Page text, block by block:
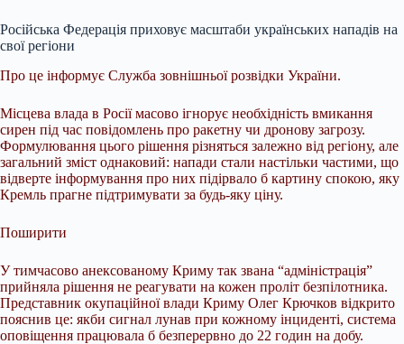
Російська Федерація приховує масштаби українських нападів на
свої регіони
Про це інформує Служба зовнішньої розвідки України.
Місцева влада в Росії масово ігнорує необхідність вмикання
сирен під час повідомлень про ракетну чи дронову загрозу.
Формулювання цього рішення різняться залежно від регіону, але
загальний зміст однаковий: напади стали настільки частими, що
відверте інформування про них підірвало б картину спокою, яку
Кремль прагне підтримувати за будь-яку ціну.
Поширити
У тимчасово анексованому Криму так звана “адміністрація”
прийняла рішення не реагувати на кожен проліт безпілотника.
Представник окупаційної влади Криму Олег Крючков відкрито
пояснив це: якби сигнал лунав при кожному інциденті, система
оповіщення працювала б безперервно до 22 годин на добу.